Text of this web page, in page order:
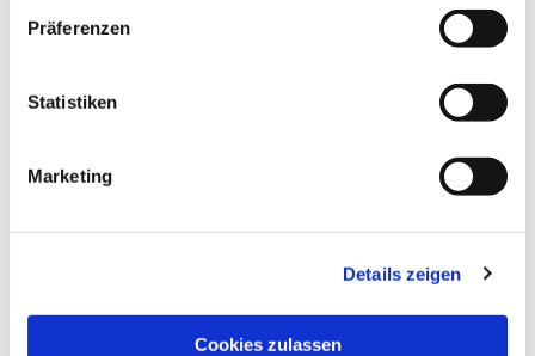
Präferenzen
Statistiken
Marketing
Details zeigen
Cookies zulassen